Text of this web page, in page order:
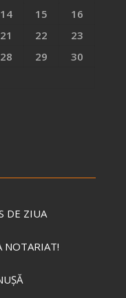
14 15
16
21 22
23
28 29
30
DE ZIUA
NOTARIAT!